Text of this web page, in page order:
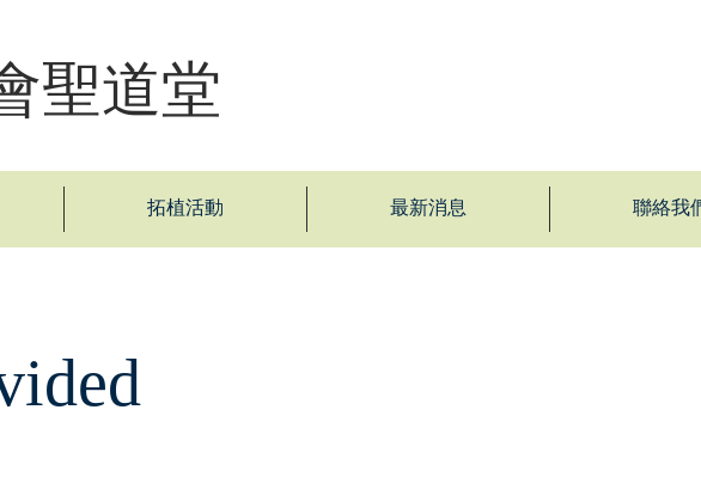
聖道堂
拓植活動 最新消息 聯絡我